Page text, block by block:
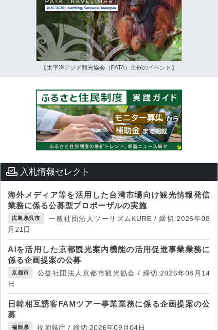
【太平洋アジア観光協会（PATA）主催のイベント】
入札情報セレクト
海外メディア等を活用した台湾市場向け観光情報発信
業務に係る公募型プロポーザルの実施
広島県呉市
一般社団法人ツーリズムKURE / 締切:2026年08
月21日
AIを活用した京都観光案内機能の活用促進事業業務に
係る企画提案の公募
京都市
公益社団法人京都市観光協会 / 締切:2026年08月14
日
日韓相互誘客FAMツアー事業業務に係る企画提案の公
募
福岡県 福岡県庁 / 締切:2026年09月04日